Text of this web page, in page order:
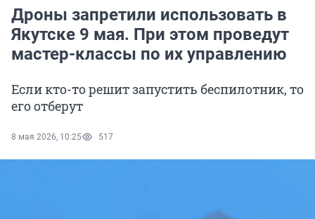
Дроны запретили использовать в
Якутске 9 мая. При этом проведут
мастер-классы по их управлению
Если кто-то решит запустить беспилотник, то
его отберут
8 мая 2026, 10:25 517